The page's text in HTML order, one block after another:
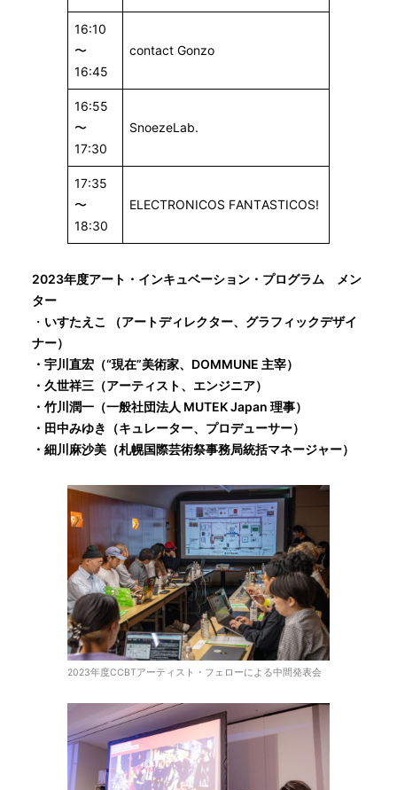
16:10
〜
16:45
contact Gonzo
16:55
〜
17:30
SnoezeLab.
17:35
〜
18:30
ELECTRONICOS FANTASTICOS!
2023年度アート・インキュベーション・プログラム メン
ター
・ いすたえこ （アートディレクター、グラフィックデザイ
ナー）
・宇川直宏（“現在”美術家、DOMMUNE 主宰）
・久世祥三（アーティスト、エンジニア）
・竹川潤一（一般社団法人 MUTEK Japan 理事）
・田中みゆき（キュレーター、プロデューサー）
・細川麻沙美（札幌国際芸術祭事務局統括マネージャー）
2023年度CCBTアーティスト・フェローによる中間発表会